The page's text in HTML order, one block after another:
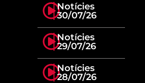
Notícies
30/07/26
Notícies
29/07/26
Notícies
28/07/26